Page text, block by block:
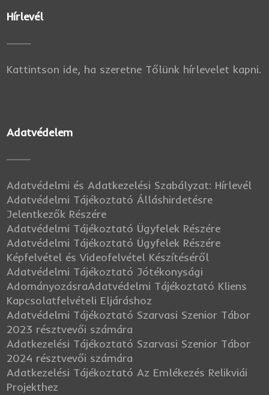
Hírlevél
Kattintson ide, ha szeretne Tőlünk hírlevelet kapni.
Adatvédelem
Adatvédelmi és Adatkezelési Szabályzat: Hírlevél
Adatvédelmi Tájékoztató Álláshirdetésre
Jelentkezők Részére
Adatvédelmi Tájékoztató Ügyfelek Részére
Adatvédelmi Tájékoztató Ügyfelek Részére
Képfelvétel és Videofelvétel Készítéséről
Adatvédelmi Tájékoztató Jótékonysági
AdományozásraAdatvédelmi Tájékoztató Kliens
Kapcsolatfelvételi Eljáráshoz
Adatvédelmi Tájékoztató Szarvasi Szenior Tábor
2023 résztvevői számára
Adatkezelési Tájékoztató Szarvasi Szenior Tábor
2024 résztvevői számára
Adatkezelési Tájékoztató Az Emlékezés Relikviái
Projekthez